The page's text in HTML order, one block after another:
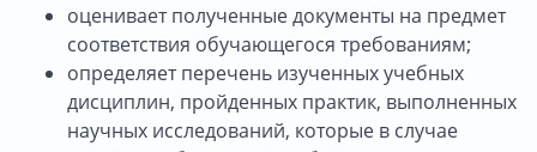
оценивает полученные документы на предмет
соответствия обучающегося требованиям;
определяет перечень изученных учебных
дисциплин, пройденных практик, выполненных
научных исследований, которые в случае